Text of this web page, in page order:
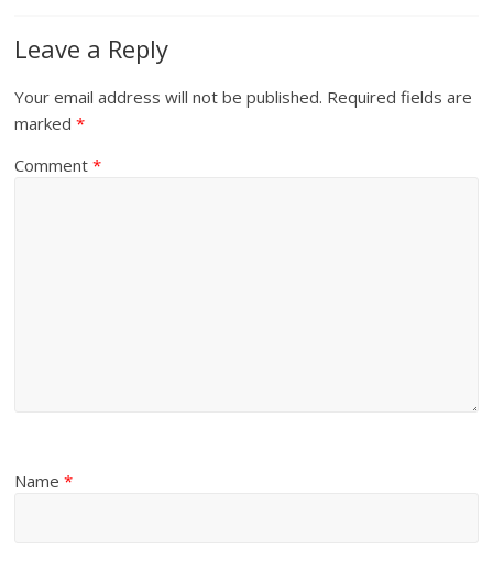
Leave a Reply
Your email address will not be published. Required fields are
marked*
Comment*
Name*